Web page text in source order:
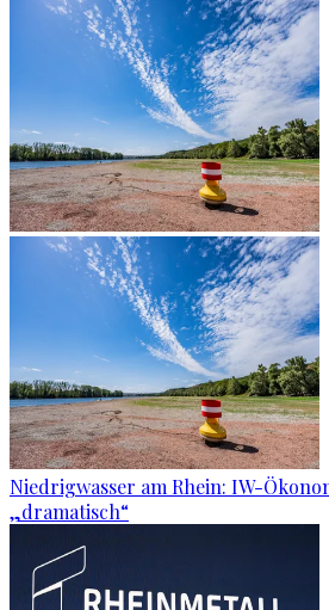
Niedrigwasser am Rhein: IW-
„dramatisch“